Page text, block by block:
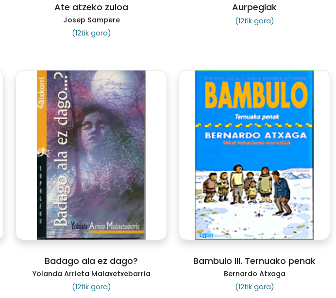
Ate atzeko zuloa
Josep Sampere
(12tik gora)
Aurpegiak
(12tik gora)
Badago ala ez dago?
Yolanda Arrieta Malaxetxebarria
(12tik gora)
Bambulo III. Ternuako penak
Bernardo Atxaga
(12tik gora)